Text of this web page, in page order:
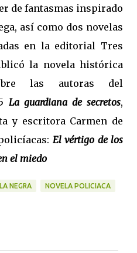
de fantasmas inspirado
así como dos novelas
en la editorial Tres
la novela histórica
las autoras del
La guardiana de secretos,
y escritora Carmen de
El vértigo de los
el miedo
NEGRA NOVELA POLICIACA